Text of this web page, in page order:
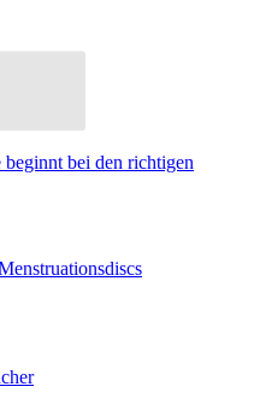
bei den richtigen